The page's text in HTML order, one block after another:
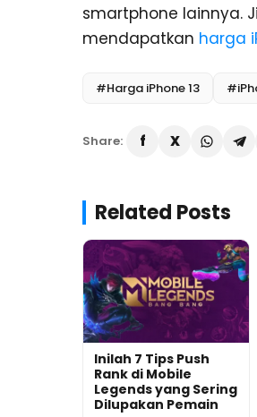
smartphone lainnya.
mendapatkan harga
#Harga iPhone 13
Share:
Related Posts
Inilah 7 Tips Push
Rank di Mobile
Legends yang Sering
Dilupakan Pemain